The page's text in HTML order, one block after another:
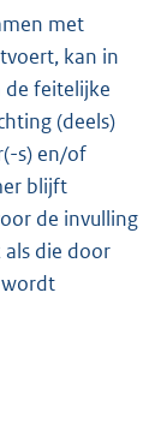
met
kan in
de feitelijke
(deels)
s) en/of
blijft
de invulling
als die door